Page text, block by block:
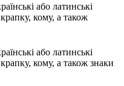
або латинські
кому, а також
або латинські
кому, а також знаки